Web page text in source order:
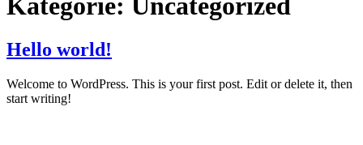
Kategorie: Uncategorized
Hello world!
Welcome to WordPress. This is your first post. Edit or delete it, then
start writing!